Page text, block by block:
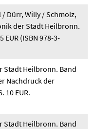
Dürr, Willy / Schmolz,
der Stadt Heilbronn.
EUR (ISBN 978-3-
Stadt Heilbronn. Band
Nachdruck der
10 EUR.
Stadt Heilbronn. Band